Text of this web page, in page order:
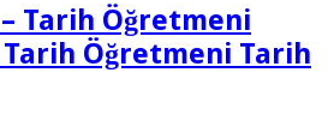
Öğretmeni Tarih